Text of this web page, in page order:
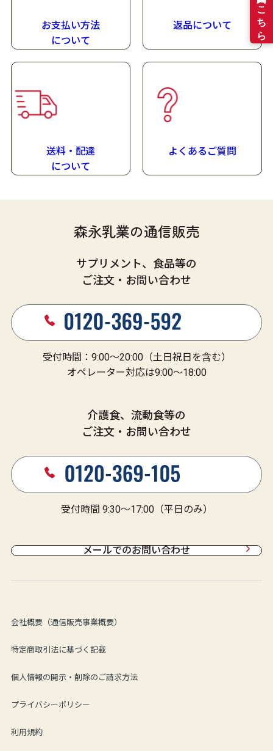
お支払い方法
について
返品について
送料・配達
について
よくあるご質問
森永乳業の通信販売
サプリメント、食品等の
ご注文・お問い合わせ
受付時間：9:00～20:00（土日祝日を含む）
オペレーター対応は9:00～18:00
介護食、流動食等の
ご注文・お問い合わせ
受付時間 9:30～17:00（平日のみ）
メールでのお問い合わせ
会社概要（通信販売事業概要）
特定商取引法に基づく記載
個人情報の開示・削除のご請求方法
プライバシーポリシー
利用規約